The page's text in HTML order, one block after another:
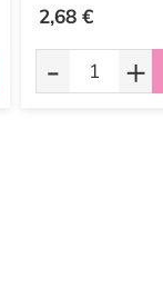
2,68 €
- +